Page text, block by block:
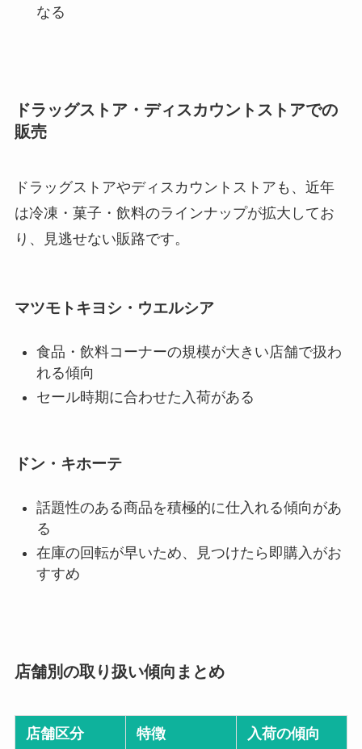
なる
ドラッグストア・ディスカウントストアでの
販売
ドラッグストアやディスカウントストアも、近年
は冷凍・菓子・飲料のラインナップが拡大してお
り、見逃せない販路です。
マツモトキヨシ・ウエルシア
食品・飲料コーナーの規模が大きい店舗で扱わ
れる傾向
セール時期に合わせた入荷がある
ドン・キホーテ
話題性のある商品を積極的に仕入れる傾向があ
る
在庫の回転が早いため、見つけたら即購入がお
すすめ
店舗別の取り扱い傾向まとめ
店舗区分 特徴 入荷の傾向